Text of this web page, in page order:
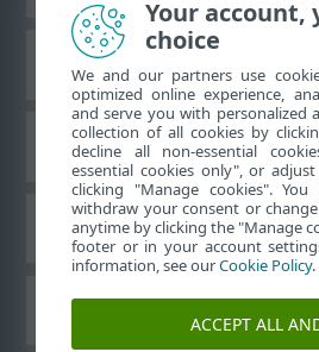
База знания
Форум на
Регионална
Your account,
choice
We and our partners use
optimized online experience,
and serve you with personalized
collection of all cookies by
decline all non-essential
essential cookies only", or
clicking "Manage cookies".
withdraw your consent or
anytime by clicking the "Manage
footer or in your account
information, see ourCookie Policy.
ACCEPT ALL